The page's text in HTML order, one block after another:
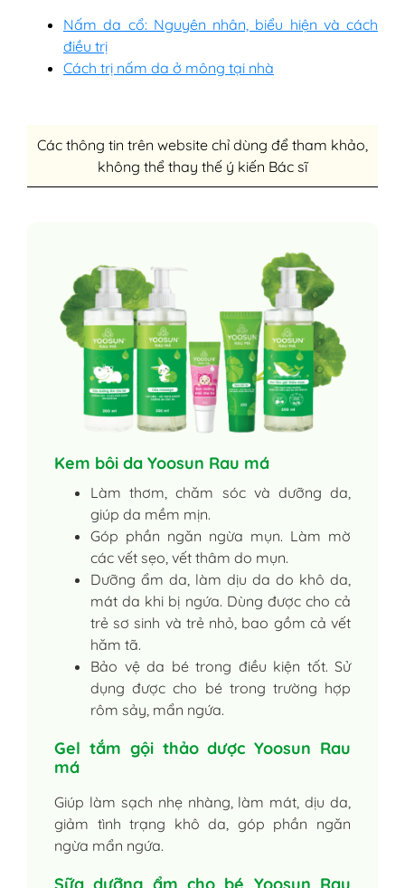
Nấm da cổ: Nguyên nhân, biểu hiện và cách
điều trị
Cách trị nấm da ở mông tại nhà
Các thông tin trên website chỉ dùng để tham khảo,
không thể thay thế ý kiến Bác sĩ
Kem bôi da Yoosun Rau má
Làm thơm, chăm sóc và dưỡng da,
giúp da mềm mịn.
Góp phần ngăn ngừa mụn. Làm mờ
các vết sẹo, vết thâm do mụn.
Dưỡng ẩm da, làm dịu da do khô da,
mát da khi bị ngứa. Dùng được cho cả
trẻ sơ sinh và trẻ nhỏ, bao gồm cả vết
hăm tã.
Bảo vệ da bé trong điều kiện tốt. Sử
dụng được cho bé trong trường hợp
rôm sảy, mẩn ngứa.
Gel tắm gội thảo dược Yoosun Rau
má
Giúp làm sạch nhẹ nhàng, làm mát, dịu da,
giảm tình trạng khô da, góp phần ngăn
ngừa mẩn ngứa.
Sữa dưỡng ẩm cho bé Yoosun Rau